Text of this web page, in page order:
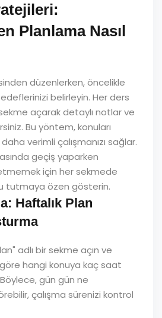
Planlama Nasıl
düzenlerken, öncelikle
belirleyin. Her ders
açarak detaylı notlar ve
Bu yöntem, konuları
verimli çalışmanızı sağlar.
geçiş yaparken
için her sekmede
tutmaya özen gösterin.
Haftalık Plan
adlı bir sekme açın ve
hangi konuya kaç saat
Böylece, gün gün ne
çalışma sürenizi kontrol